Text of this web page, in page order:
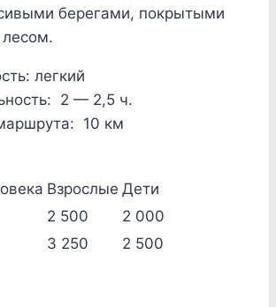
берегами, покрытыми
легкий
2 — 2,5 ч.
10 км
Взрослые Дети
2 500
2 000
3 250 2 500